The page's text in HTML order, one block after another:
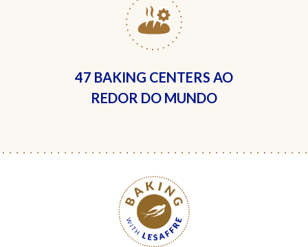
47 BAKING CENTERS AO
REDOR DO MUNDO